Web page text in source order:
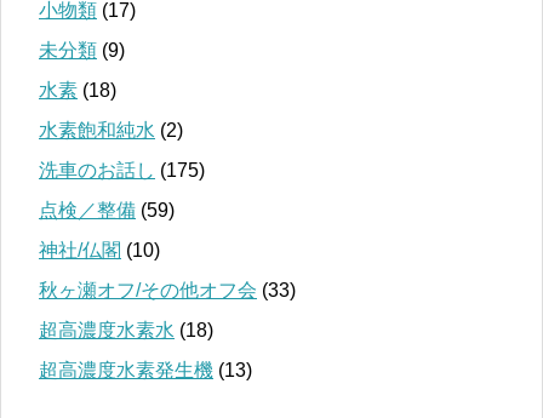
小物類 (17)
未分類 (9)
水素 (18)
水素飽和純水 (2)
洗車のお話し (175)
点検／整備 (59)
神社/仏閣 (10)
秋ヶ瀬オフ/その他オフ会 (33)
超高濃度水素水 (18)
超高濃度水素発生機 (13)